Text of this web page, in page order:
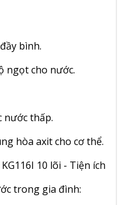
bình.
ngọt cho nước.
nước thấp.
hòa axit cho cơ thể.
trong gia đình: